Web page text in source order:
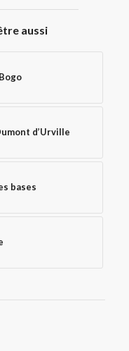
aussi
d’Urville
bases